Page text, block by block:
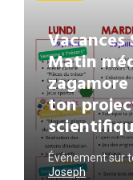
Vacances
Matin
ton
Événement sur
Joseph